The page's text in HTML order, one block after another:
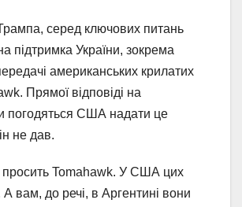
серед ключових питань
підтримка України, зокрема
американських крилатих
Прямої відповіді на
погодяться США надати це
не дав.
просить Tomahawk. У США цих
А вам, до речі, в Аргентині вони